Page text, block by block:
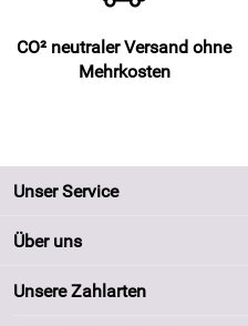
CO² neutraler Versand ohne
Mehrkosten
Unser Service
Kontakt
Kundeninformationen
Über uns
Unsere Bestseller
Unsere Zahlarten